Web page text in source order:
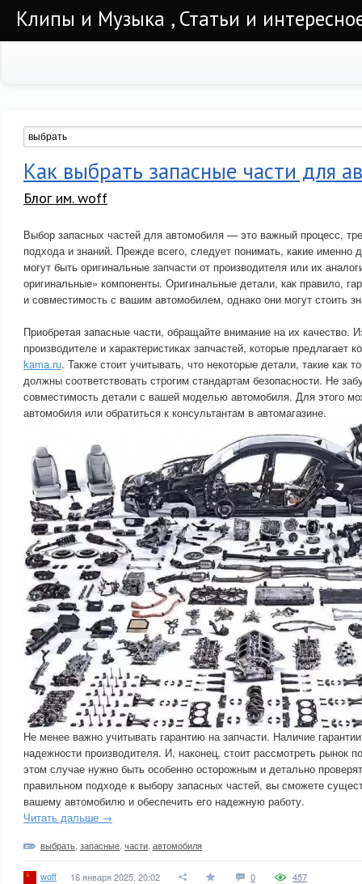
Клипы и Музыка , Статьи и
Как выбрать запасные части для
Блог им. woff
Выбор запасных частей для автомобиля — это важный процесс,
подхода и знаний. Прежде всего, следует понимать, какие именно
могут быть оригинальные запчасти от производителя или их
оригинальные» компоненты. Оригинальные детали, как правило,
и совместимость с вашим автомобилем, однако они могут стоить
Приобретая запасные части, обращайте внимание на их качество.
производителе и характеристиках запчастей, которые предлагает
kama.ru. Также стоит учитывать, что некоторые детали, такие как
должны соответствовать строгим стандартам безопасности. Не
совместимость детали с вашей моделью автомобиля. Для этого
автомобиля или обратиться к консультантам в автомагазине.
Не менее важно учитывать гарантию на запчасти. Наличие
надежности производителя. И, наконец, стоит рассмотреть рынок
этом случае нужно быть особенно осторожным и детально
правильном подходе к выбору запасных частей, вы сможете
вашему автомобилю и обеспечить его надежную работу.
Читать дальше →
выбрать запасные части автомобиля
woff 16 января 2025, 20:02 0 457